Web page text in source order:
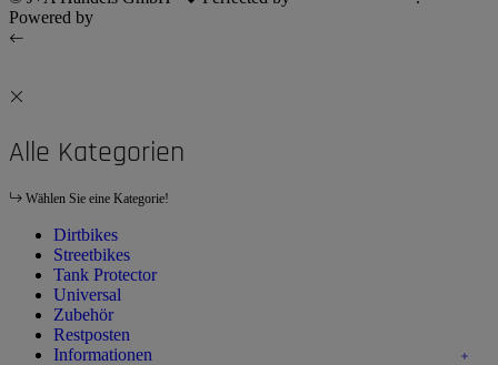
Powered by
Alle Kategorien
Wählen Sie eine Kategorie!
Dirtbikes
Streetbikes
Tank Protector
Universal
Zubehör
Restposten
Informationen